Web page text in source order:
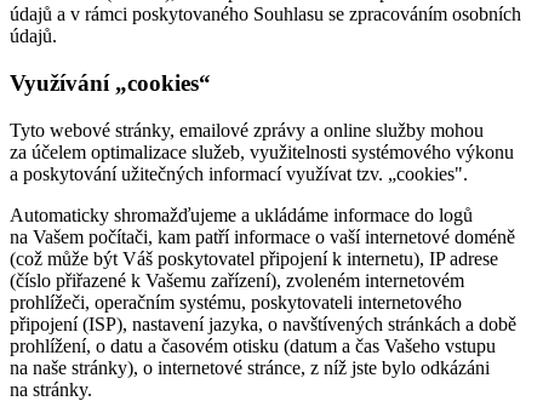
údajů a v rámci poskytovaného Souhlasu se zpracováním osobních
údajů.
Využívání „cookies“
Tyto webové stránky, emailové zprávy a online služby mohou
za účelem optimalizace služeb, využitelnosti systémového výkonu
a poskytování užitečných informací využívat tzv. „cookies".
Automaticky shromažďujeme a ukládáme informace do logů
na Vašem počítači, kam patří informace o vaší internetové doméně
(což může být Váš poskytovatel připojení k internetu), IP adrese
(číslo přiřazené k Vašemu zařízení), zvoleném internetovém
prohlížeči, operačním systému, poskytovateli internetového
připojení (ISP), nastavení jazyka, o navštívených stránkách a době
prohlížení, o datu a časovém otisku (datum a čas Vašeho vstupu
na naše stránky), o internetové stránce, z níž jste bylo odkázáni
na stránky.